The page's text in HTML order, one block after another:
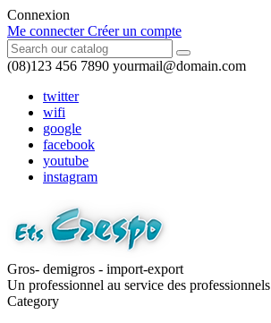
Connexion
Me connecter Créer un compte
(08)123 456 7890 yourmail@domain.com
twitter
wifi
google
facebook
youtube
instagram
Gros- demigros - import-export
Un professionnel au service des professionnels
Category